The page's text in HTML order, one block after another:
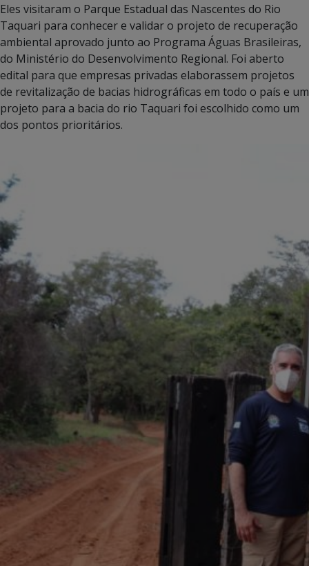
Eles visitaram o Parque Estadual das Nascentes do Rio
Taquari para conhecer e validar o projeto de recuperação
ambiental aprovado junto ao Programa Águas Brasileiras,
do Ministério do Desenvolvimento Regional. Foi aberto
edital para que empresas privadas elaborassem projetos
de revitalização de bacias hidrográficas em todo o país e um
projeto para a bacia do rio Taquari foi escolhido como um
dos pontos prioritários.